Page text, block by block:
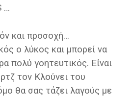
…
και προσοχή…
ο λύκος και μπορεί να
πολύ γοητευτικός. Είναι
τον Κλούνει του
θα σας τάζει λαγούς με